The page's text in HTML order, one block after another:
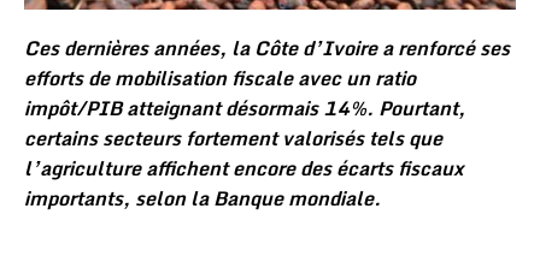
Ces dernières années, la Côte d’Ivoire a renforcé ses
efforts de mobilisation fiscale avec un ratio
impôt/PIB atteignant désormais 14%. Pourtant,
certains secteurs fortement valorisés tels que
l’agriculture affichent encore des écarts fiscaux
importants, selon la Banque mondiale.